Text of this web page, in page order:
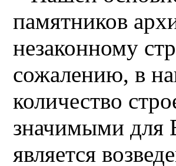
памятников
незаконному
сожалению, в
количество
значимыми для
является